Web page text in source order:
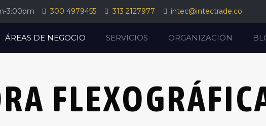
3:00pm 300 4979455 313 2127977 intec@intectrade.co
ÁREAS DE NEGOCIO SERVICIOS ORGANIZACIÓN